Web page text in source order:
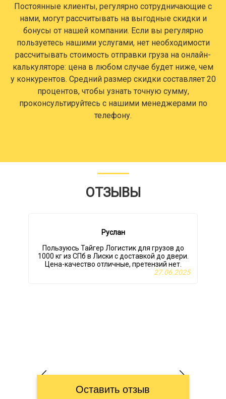
Постоянные клиенты, регулярно сотрудничающие с
нами, могут рассчитывать на выгодные скидки и
бонусы от нашей компании. Если вы регулярно
пользуетесь нашими услугами, нет необходимости
рассчитывать стоимость отправки груза на онлайн-
калькуляторе: цена в любом случае будет ниже, чем
у конкурентов. Средний размер скидки составляет 20
процентов, чтобы узнать точную сумму,
проконсультируйтесь с нашими менеджерами по
телефону.
ОТЗЫВЫ
Руслан
Пользуюсь Тайгер Логистик для грузов до
1000 кг из СПб в Лиски с доставкой до двери.
Цена-качество отличные, претензий нет.
27.06.2025
Оставить отзыв